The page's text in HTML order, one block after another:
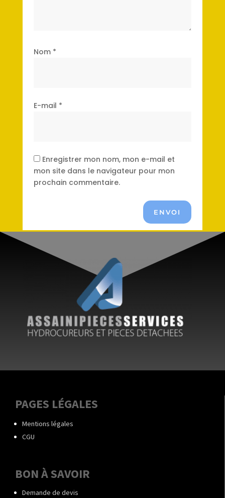
Nom *
E-mail *
Enregistrer mon nom, mon e-mail et
mon site dans le navigateur pour mon
prochain commentaire.
ENVOI
PAGES LÉGALES
Mentions légales
CGU
BON À SAVOIR
Demande de devis